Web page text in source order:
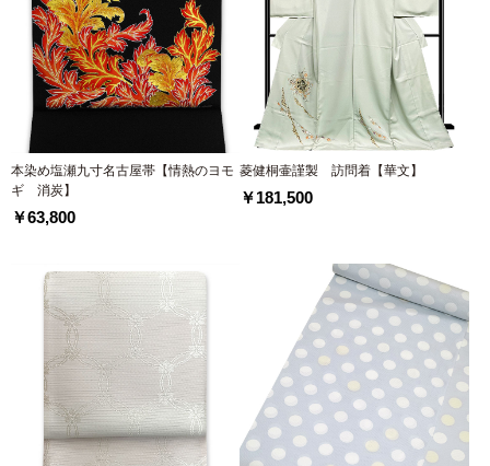
本染め塩瀬九寸名古屋帯【情熱のヨモ
ギ 消炭】
￥63,800
菱健桐壷謹製 訪問着【華文】
￥181,500